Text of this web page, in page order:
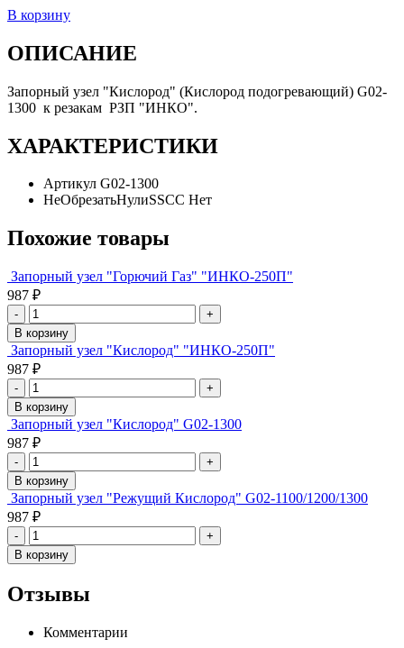
В корзину
ОПИСАНИЕ
Запорный узел "Кислород" (Кислород подогревающий) G02-
1300 к резакам РЗП "ИНКО".
ХАРАКТЕРИСТИКИ
Артикул G02-1300
НеОбрезатьНулиSSCC Нет
Похожие товары
Запорный узел "Горючий Газ" "ИНКО-250П"
987 ₽
-
+
В корзину
Запорный узел "Кислород" "ИНКО-250П"
987 ₽
-
+
В корзину
Запорный узел "Кислород" G02-1300
987 ₽
-
+
В корзину
Запорный узел "Режущий Кислород" G02-1100/1200/1300
987 ₽
-
+
В корзину
Отзывы
Комментарии